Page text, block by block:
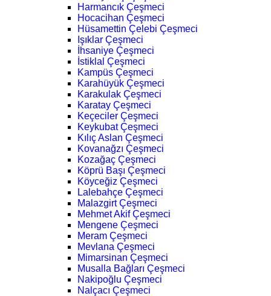
Harmancık Çeşmeci
Hocacihan Çeşmeci
Hüsamettin Çelebi Çeşmeci
Işıklar Çeşmeci
İhsaniye Çeşmeci
İstiklal Çeşmeci
Kampüs Çeşmeci
Karahüyük Çeşmeci
Karakulak Çeşmeci
Karatay Çeşmeci
Keçeciler Çeşmeci
Keykubat Çeşmeci
Kılıç Aslan Çeşmeci
Kovanağzı Çeşmeci
Kozağaç Çeşmeci
Köprü Başı Çeşmeci
Köyceğiz Çeşmeci
Lalebahçe Çeşmeci
Malazgirt Çeşmeci
Mehmet Akif Çeşmeci
Mengene Çeşmeci
Meram Çeşmeci
Mevlana Çeşmeci
Mimarsinan Çeşmeci
Musalla Bağları Çeşmeci
Nakipoğlu Çeşmeci
Nalçacı Çeşmeci